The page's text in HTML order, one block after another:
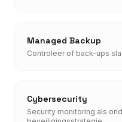
Managed Backup
Controleer of back-ups
Cybersecurity
Security monitoring als